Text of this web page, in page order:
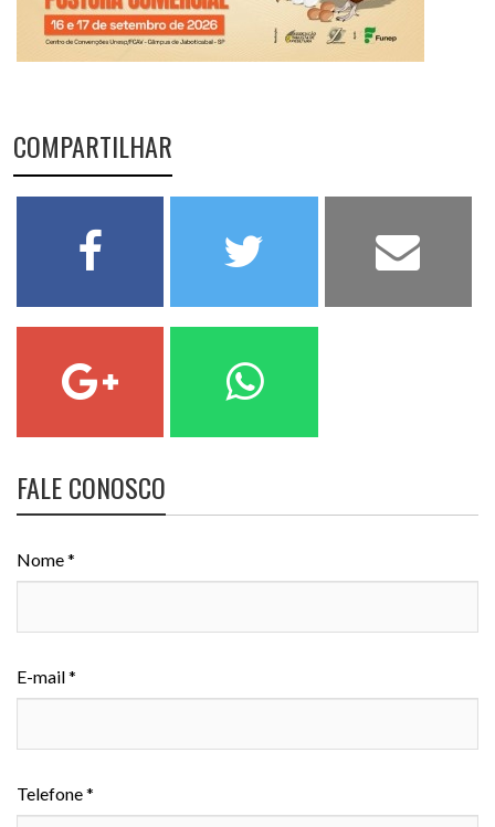
COMPARTILHAR
FALE CONOSCO
Nome *
E-mail *
Telefone *